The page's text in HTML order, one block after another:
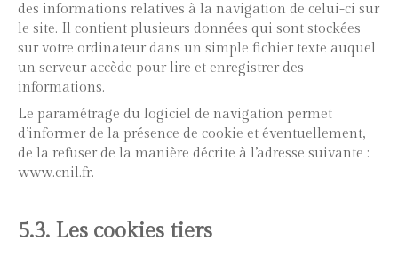
des informations relatives à la navigation de celui-ci sur
le site. Il contient plusieurs données qui sont stockées
sur votre ordinateur dans un simple fichier texte auquel
un serveur accède pour lire et enregistrer des
informations.
Le paramétrage du logiciel de navigation permet
d’informer de la présence de cookie et éventuellement,
de la refuser de la manière décrite à l’adresse suivante :
www.cnil.fr.
5.3. Les cookies tiers